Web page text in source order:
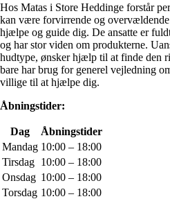
Hos Matas i Store Heddinge forstår
kan være forvirrende og
hjælpe og guide dig. De ansatte er
og har stor viden om produkterne.
hudtype, ønsker hjælp til at finde den
bare har brug for generel vejledning
villige til at hjælpe dig.
Åbningstider:
Dag
Åbningstider
Mandag 10:00 – 18:00
Tirsdag 10:00 – 18:00
Onsdag 10:00 – 18:00
Torsdag 10:00 – 18:00